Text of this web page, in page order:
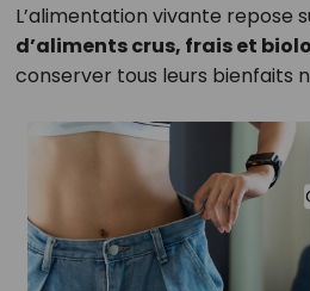
L’alimentation vivante repose
d’aliments crus, frais et
conserver tous leurs bienfaits